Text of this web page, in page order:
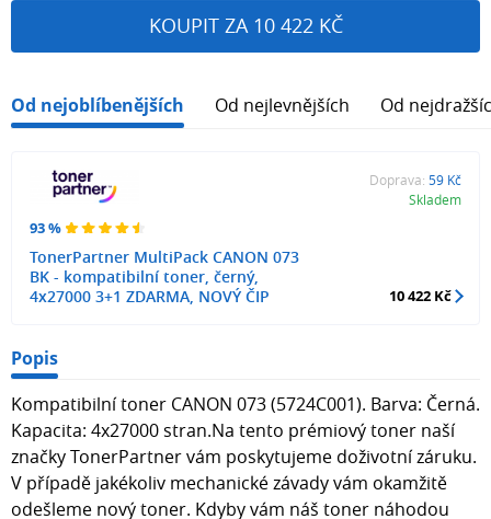
KOUPIT ZA 10 422 KČ
Od nejoblíbenějších Od nejlevnějších Od
93 %
TonerPartner MultiPack CANON 073
BK - kompatibilní toner, černý,
4x27000 3+1 ZDARMA, NOVÝ ČIP
Doprava: 59 Kč
Skladem
10 422 Kč
Popis
Kompatibilní toner CANON 073 (5724C001). Barva: Černá.
Kapacita: 4x27000 stran.Na tento prémiový toner naší
značky TonerPartner vám poskytujeme doživotní záruku.
V případě jakékoliv mechanické závady vám okamžitě
odešleme nový toner. Kdyby vám náš toner náhodou